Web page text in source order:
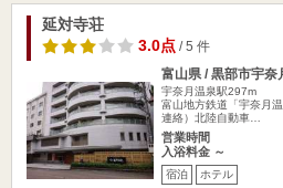
延対寺荘
3.0点/ 5 件
富山県 / 黒部市宇奈
宇奈月温泉駅297m
富山地方鉄道「宇奈月
連絡）北陸自動車…
営業時間
入浴料金 ～
宿泊 ホテル